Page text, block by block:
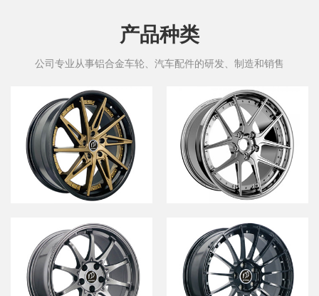
产品种类
公司专业从事铝合金车轮、汽车配件的研发、制造和销售
铝合金车轮
查看更多